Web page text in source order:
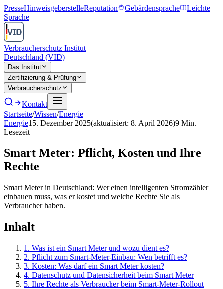
PresseHinweisgeberstelleReputation Gebärdensprache
Leichte
Sprache
Verbraucherschutz Institut
Deutschland (VID)
Das Institut
Zertifizierung & Prüfung
Verbraucherschutz
Kontakt
Startseite/Wissen/Energie
Energie15. Dezember 2025(aktualisiert: 8. April 2026)9 Min.
Lesezeit
Smart Meter: Pflicht, Kosten und Ihre
Rechte
Smart Meter in Deutschland: Wer einen intelligenten Stromzähler
einbauen muss, was er kostet und welche Rechte Sie als
Verbraucher haben.
Inhalt
1 . Was ist ein Smart Meter und wozu dient es?
2. Pflicht zum Smart-Meter-Einbau: Wen betrifft es?
3. Kosten: Was darf ein Smart Meter kosten?
4. Datenschutz und Datensicherheit beim Smart Meter
5. Ihre Rechte als Verbraucher beim Smart-Meter-Rollout